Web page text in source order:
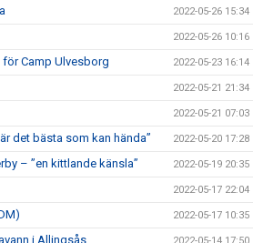
2022-05-26 15:34
2022-05-26 10:16
Camp Ulvesborg 2022-05-23 16:14
2022-05-21 21:34
2022-05-21 07:03
det bästa som kan hända” 2022-05-20 17:28
– ”en kittlande känsla” 2022-05-19 20:35
2022-05-17 22:04
2022-05-17 10:35
i Allingsås